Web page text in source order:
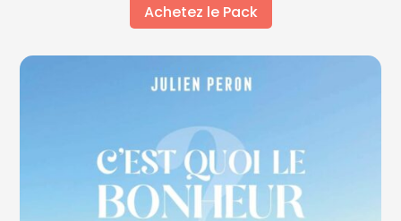
Achetez le Pack